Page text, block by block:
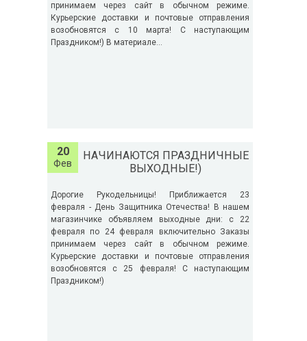
принимаем через сайт в обычном режиме.
Курьерские доставки и почтовые отправления
возобновятся с 10 марта! С наступающим
Праздником!) В материале...
20
Фев
НАЧИНАЮТСЯ ПРАЗДНИЧНЫЕ
ВЫХОДНЫЕ!)
Дорогие Рукодельницы! Приближается 23
февраля - День Защитника Отечества! В нашем
магазинчике объявляем выходные дни: с 22
февраля по 24 февраля включительно Заказы
принимаем через сайт в обычном режиме.
Курьерские доставки и почтовые отправления
возобновятся с 25 февраля! С наступающим
Праздником!)